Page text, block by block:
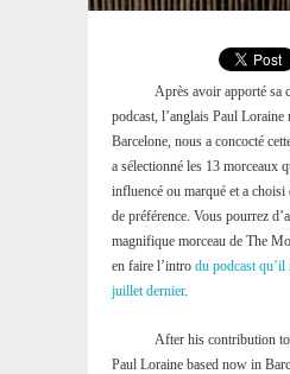
Après avoir apporté sa
podcast, l’anglais Paul Loraine
Barcelone, nous a concocté
a sélectionné les 13 morceaux
influencé ou marqué et a choisi
de préférence. Vous pourrez
magnifique morceau de The
en faire l’intro du podcast qu’il
juillet dernier.
After his contribution
Paul Loraine based now in